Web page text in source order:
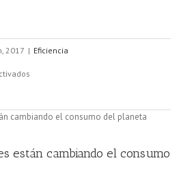
2017 | Eficiencia
energía
están cambiando el consumo